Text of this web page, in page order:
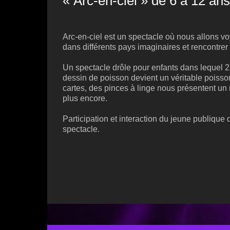
Arc-en-ciel est un spectacle où nous allons
dans différents pays imaginaires et
Un spectacle drôle pour enfants dans lequel
dessin de poisson devient un véritable
cartes, des pinces à linge nous présentent un
plus encore.
Participation et interaction du jeune publique
spectacle.